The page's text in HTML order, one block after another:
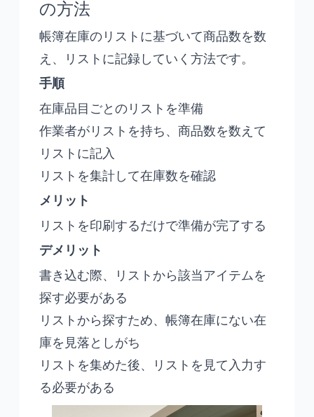
の方法
帳簿在庫のリストに基づいて商品数を数
え、リストに記録していく方法です。
手順
在庫品目ごとのリストを準備
作業者がリストを持ち、商品数を数えて
リストに記入
リストを集計して在庫数を確認
メリット
リストを印刷するだけで準備が完了する
デメリット
書き込む際、リストから該当アイテムを
探す必要がある
リストから探すため、帳簿在庫にない在
庫を見落としがち
リストを集めた後、リストを見て入力す
る必要がある